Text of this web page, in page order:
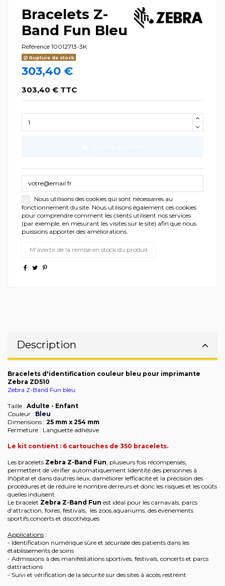
Bracelets Z-
Band Fun Bleu
Référence 10012713-3K
Rupture de stock
303,40 €
303,40 € TTC
Nous utilisons des cookies qui sont nécessaires au
fonctionnement du site. Nous utilisons également ces cookies
pour comprendre comment les clients utilisent nos services
(par exemple, en mesurant les visites sur le site) afin que nous
puissions apporter des améliorations.
Description
Bracelets d'identification couleur bleu pour imprimante
Zebra ZD510
Zebra Z-Band Fun bleu
Taille : Adulte - Enfant
Couleur : Bleu
Dimensions : 25 mm x 254 mm
Fermeture : Languette adhésive
Le kit contient : 6 cartouches de 350 bracelets.
Les bracelets Zebra Z-Band Fun , plusieurs fois récompensés,
permettent de vérifier automatiquement lidentité des personnes à
lhôpital et dans dautres lieux, daméliorer lefficacité et la précision des
procédures et de réduire le nombre derreurs et donc les risques et les coûts
quelles induisent.
Le bracelet Zebra Z-Band Fun est idéal pour les carnavals, parcs
d'attraction, foires, festivals, les zoos,aquariums, des événements
sportifs,concerts et discothèques
Applications :
- Identification numérique sûre et sécurisée des patients dans les
établissements de soins
- Admissions à des manifestations sportives, festivals, concerts et parcs
dattractions
- Suivi et vérification de la sécurité sur des sites à accès restreint